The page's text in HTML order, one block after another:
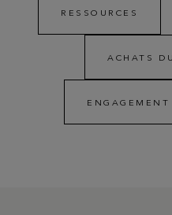
RESSOURCES
ACHATS